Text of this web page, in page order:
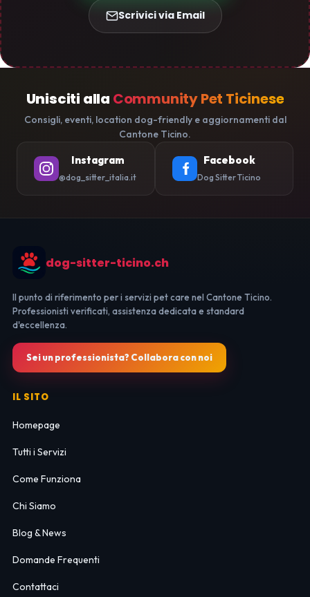
Scrivici via Email
Unisciti alla Community Pet Ticinese
Consigli, eventi, location dog-friendly e aggiornamenti dal
Cantone Ticino.
Instagram
@dog_sitter_italia.it
Facebook
Dog Sitter Ticino
dog-sitter-ticino.ch
Il punto di riferimento per i servizi pet care nel Cantone Ticino.
Professionisti verificati, assistenza dedicata e standard
d'eccellenza.
Sei un professionista? Collabora con noi
IL SITO
Homepage
Tutti i Servizi
Come Funziona
Chi Siamo
Blog & News
Domande Frequenti
Contattaci